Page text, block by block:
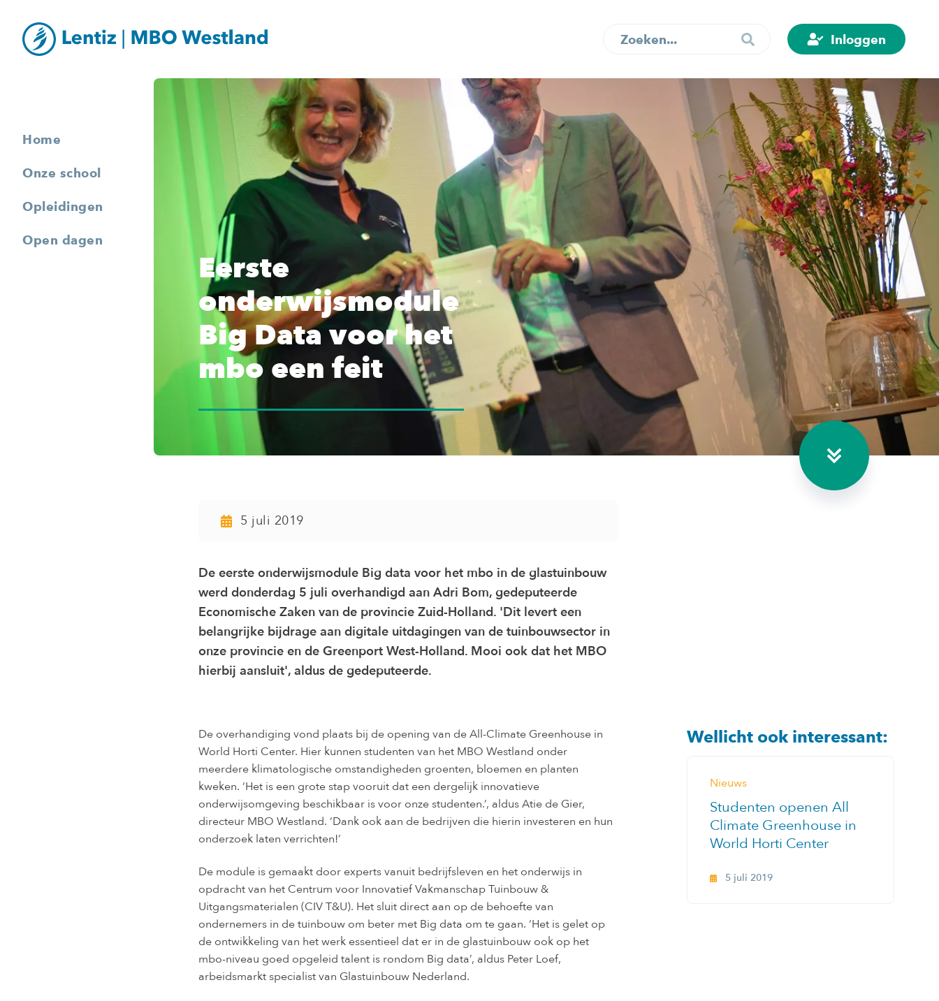
Inloggen
Home
Onze school
Opleidingen
Open dagen
Eerste
onderwijsmodule
Big Data voor het
mbo een feit
5 juli 2019
De eerste onderwijsmodule Big data voor het mbo in de glastuinbouw
werd donderdag 5 juli overhandigd aan Adri Bom, gedeputeerde
Economische Zaken van de provincie Zuid-Holland. 'Dit levert een
belangrijke bijdrage aan digitale uitdagingen van de tuinbouwsector in
onze provincie en de Greenport West-Holland. Mooi ook dat het MBO
hierbij aansluit', aldus de gedeputeerde.
De overhandiging vond plaats bij de opening van de All-Climate Greenhouse in
World Horti Center. Hier kunnen studenten van het MBO Westland onder
meerdere klimatologische omstandigheden groenten, bloemen en planten
kweken. ‘Het is een grote stap vooruit dat een dergelijk innovatieve
onderwijsomgeving beschikbaar is voor onze studenten.’, aldus Atie de Gier,
directeur MBO Westland. ‘Dank ook aan de bedrijven die hierin investeren en hun
onderzoek laten verrichten!’
De module is gemaakt door experts vanuit bedrijfsleven en het onderwijs in
opdracht van het Centrum voor Innovatief Vakmanschap Tuinbouw &
Uitgangsmaterialen (CIV T&U). Het sluit direct aan op de behoefte van
ondernemers in de tuinbouw om beter met Big data om te gaan. ‘Het is gelet op
de ontwikkeling van het werk essentieel dat er in de glastuinbouw ook op het
mbo-niveau goed opgeleid talent is rondom Big data’, aldus Peter Loef,
arbeidsmarkt specialist van Glastuinbouw Nederland.
Wellicht ook interessant:
Nieuws
Studenten openen All
Climate Greenhouse in
World Horti Center
5 juli 2019